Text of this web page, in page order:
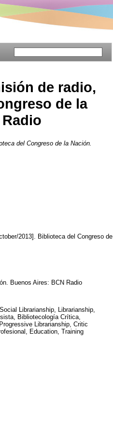
de radio,
de la
del Congreso de la Nación.
2013]. Biblioteca del Congreso de
Buenos Aires: BCN Radio
Librarianship, Librarianship,
Bibliotecología Crítica,
Librarianship, Critic
Education, Training